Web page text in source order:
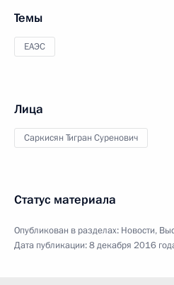
Темы
ЕАЭС
Лица
Саркисян Тигран Суренович
Статус материала
Опубликован в разделах: Новости,
Дата публикации:8 декабря 2016